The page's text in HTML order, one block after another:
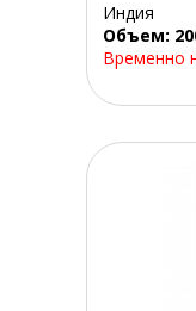
Индия
Объем:
Временно